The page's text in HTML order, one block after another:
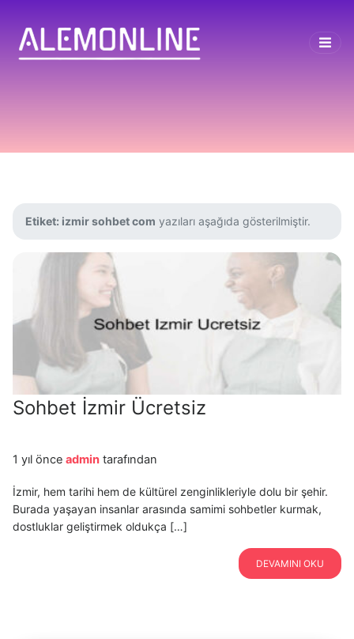
Etiket: izmir sohbet com yazıları aşağıda gösterilmiştir.
Sohbet İzmir Ücretsiz
1 yıl önce admin tarafından
İzmir, hem tarihi hem de kültürel zenginlikleriyle dolu bir şehir.
Burada yaşayan insanlar arasında samimi sohbetler kurmak,
dostluklar geliştirmek oldukça […]
DEVAMINI OKU